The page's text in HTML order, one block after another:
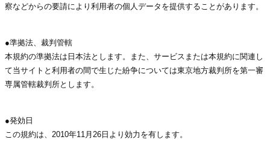
察などからの要請により利用者の個人データを提供することがあります。
●準拠法、裁判管轄
本規約の準拠法は日本法とします。また、サービスまたは本規約に関連し
て当サイトと利用者の間で生じた紛争については東京地方裁判所を第一審
専属管轄裁判所とします。
●発効日
この規約は、2010年11月26日より効力を有します。